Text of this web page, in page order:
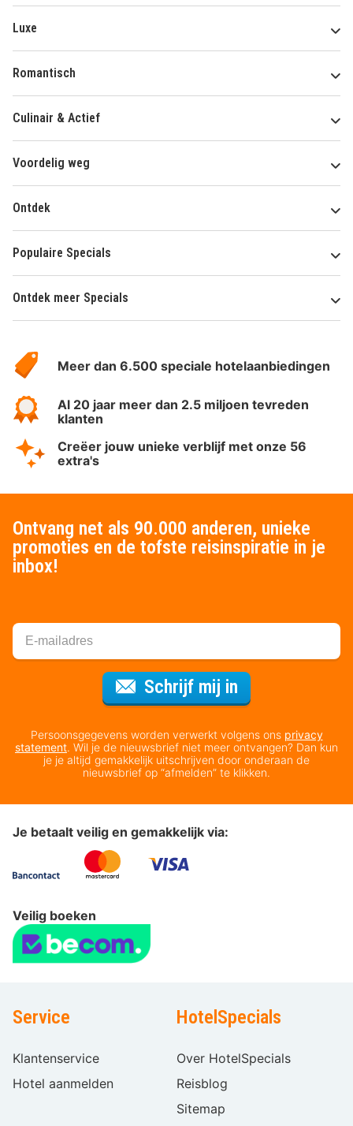
Luxe
Romantisch
Culinair & Actief
Voordelig weg
Ontdek
Populaire Specials
Ontdek meer Specials
HotelSpecials
Meer dan 6.500 speciale hotelaanbiedingen
Al 20 jaar meer dan 2.5 miljoen tevreden
klanten
Creëer jouw unieke verblijf met onze 56
extra's
Ontvang net als 90.000 anderen, unieke
promoties en de tofste reisinspiratie in je
inbox!
Schrijf mij in
Persoonsgegevens worden verwerkt volgens ons privacy
statement. Wil je de nieuwsbrief niet meer ontvangen? Dan kun
je je altijd gemakkelijk uitschrijven door onderaan de
nieuwsbrief op “afmelden” te klikken.
Je betaalt veilig en gemakkelijk via:
Veilig boeken
Service
Klantenservice
Hotel aanmelden
HotelSpecials
Over HotelSpecials
Reisblog
Sitemap